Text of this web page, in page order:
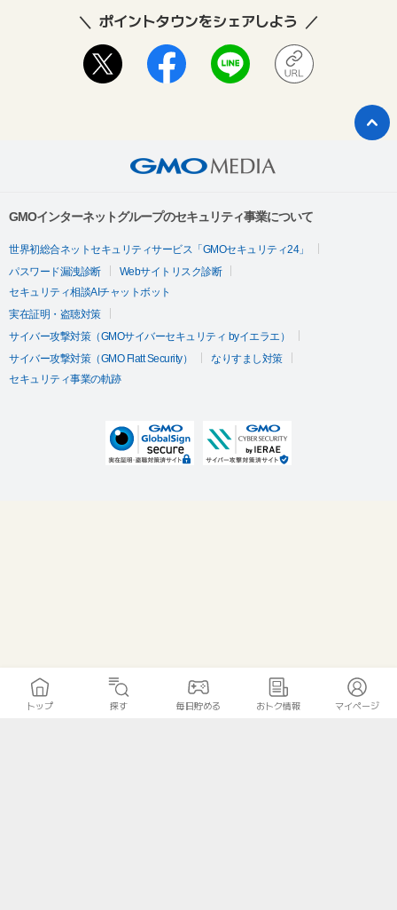
ポイントタウンをシェアしよう
GMOインターネットグループのセキュリティ事業について
世界初総合ネットセキュリティサービス「GMOセキュリティ24」
パスワード漏洩診断
Webサイトリスク診断
セキュリティ相談AIチャットボット
実在証明・盗聴対策
サイバー攻撃対策（GMOサイバーセキュリティ byイエラエ）
サイバー攻撃対策（GMO Flatt Security）
なりすまし対策
セキュリティ事業の軌跡
トップ 探す 毎日貯める おトク情報 マイページ